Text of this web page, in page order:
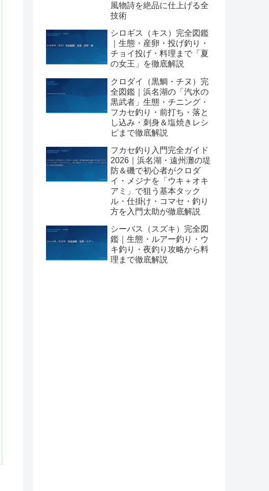
風物詩を絶品に仕上げる全
技術
シロギス（キス）完全図鑑
｜生態・産卵・投げ釣り・
チョイ投げ・料理まで「夏
の女王」を徹底解説
クロダイ（黒鯛・チヌ）完
全図鑑｜浜名湖の「汽水の
黒武者」生態・チニング・
フカセ釣り・前打ち・落と
し込み・刺身＆塩焼きレシ
ピまで徹底解説
フカセ釣り入門完全ガイド
2026｜浜名湖・遠州灘の堤
防＆磯で初心者がクロダ
イ・メジナを「ウキ＋オキ
アミ」で狙う基本タック
ル・仕掛け・コマセ・釣り
方を入門太助が徹底解説
シーバス（スズキ）完全図
鑑｜生態・ルアー釣り・ウ
キ釣り・夜釣り攻略から料
理まで徹底解説